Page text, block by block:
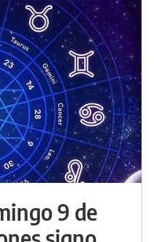
9 de